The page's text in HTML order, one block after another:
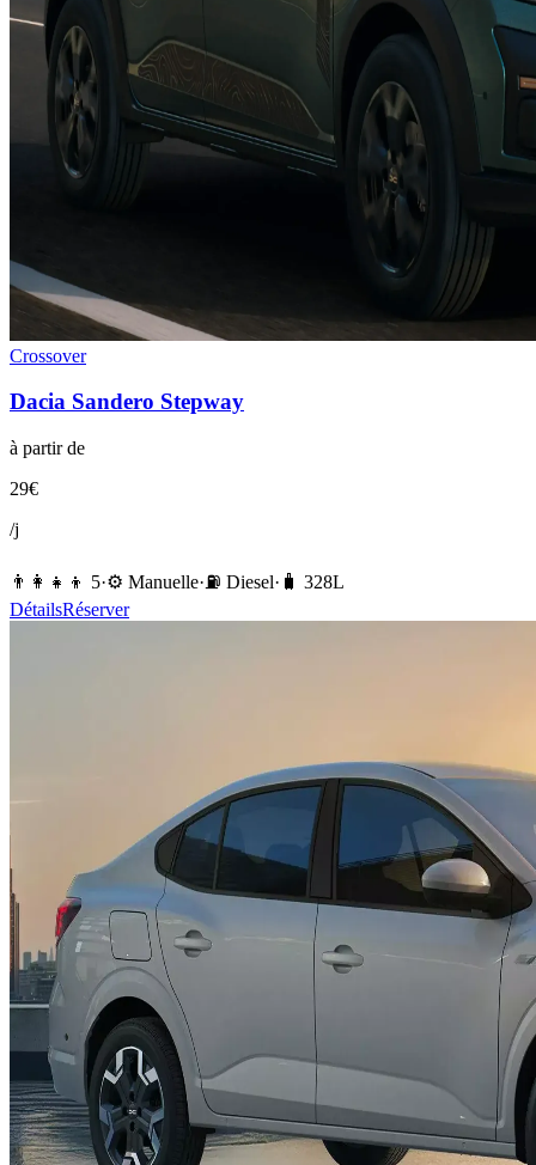
Crossover
Dacia Sandero Stepway
à partir de
29€
/j
👨‍👩‍👧‍👦 5·⚙️ Manuelle·⛽️ Diesel· 🧳 328L
DétailsRéserver